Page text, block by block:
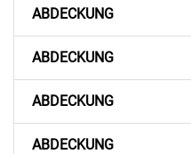
ABDECKUNG
ABDECKUNG
ABDECKUNG
ABDECKUNG